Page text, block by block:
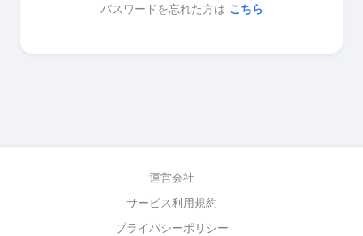
パスワードを忘れた方は こちら
運営会社
サービス利用規約
プライバシーポリシー